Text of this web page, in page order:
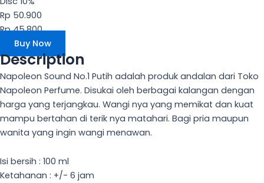
Rp 50.900
Rp 45.800
Buy Now
Description
Napoleon Sound No.1 Putih adalah produk andalan dari Toko
Napoleon Perfume. Disukai oleh berbagai kalangan dengan
harga yang terjangkau. Wangi nya yang memikat dan kuat
mampu bertahan di terik nya matahari. Bagi pria maupun
wanita yang ingin wangi menawan.
Isi bersih : 100 ml
Ketahanan : +/- 6 jam